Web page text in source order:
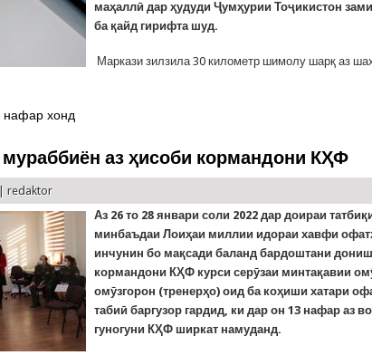
маҳаллӣ дарҳудудиҶумҳурии Тоҷикистон
ба қайд гирифта шуд.
Маркази зилзила 30 километр шимолу шарқ аз
дар кишвар. Бе талафоти ҷонӣ ва хисороти дигар
нафар хонд
аз ҳисоби кормандони КҲФ
|redaktor
Аз 26 то 28 январи соли 2022 дар доираи
минбаъдаи Лоиҳаи миллии идораи хавфи
инчунин бо мақсади баланд бардоштани
кормандони КҲФ курси серӯзаи минтақавии
омӯзгорон (тренерҳо) оид ба коҳиши хатари
табиӣ баргузор гардид, ки дар он 13 нафар аз
гуногуни КҲФ ширкат намуданд.